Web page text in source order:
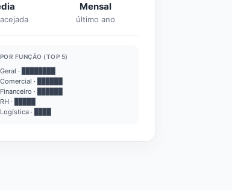
Mensal
último ano
POR FUNÇÃO (TOP 5)
Geral · ████████
Comercial · ██████
Financeiro · ██████
RH · █████
Logística · ████